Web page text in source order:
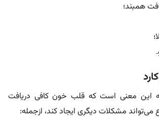
همبند؛
این معنی است که قلب خون کافی دریافت
مشکلات دیگری ایجاد کند، ازجمله: